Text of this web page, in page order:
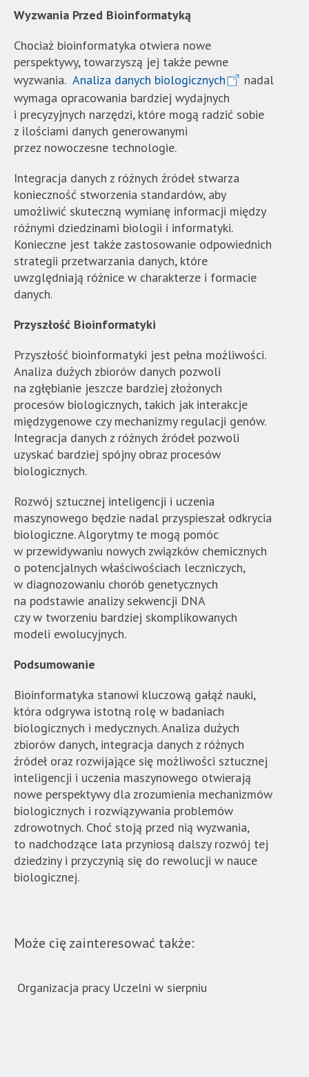
Wyzwania Przed Bioinformatyką
Chociaż bioinformatyka otwiera nowe
perspektywy, towarzyszą jej także pewne
wyzwania. Analiza danych biologicznych
nadal
wymaga opracowania bardziej wydajnych
i precyzyjnych narzędzi, które mogą radzić sobie
z ilościami danych generowanymi
przez nowoczesne technologie.
Integracja danych z różnych źródeł stwarza
konieczność stworzenia standardów, aby
umożliwić skuteczną wymianę informacji między
różnymi dziedzinami biologii i informatyki.
Konieczne jest także zastosowanie odpowiednich
strategii przetwarzania danych, które
uwzględniają różnice w charakterze i formacie
danych.
Przyszłość Bioinformatyki
Przyszłość bioinformatyki jest pełna możliwości.
Analiza dużych zbiorów danych pozwoli
na zgłębianie jeszcze bardziej złożonych
procesów biologicznych, takich jak interakcje
międzygenowe czy mechanizmy regulacji genów.
Integracja danych z różnych źródeł pozwoli
uzyskać bardziej spójny obraz procesów
biologicznych.
Rozwój sztucznej inteligencji i uczenia
maszynowego będzie nadal przyspieszał odkrycia
biologiczne. Algorytmy te mogą pomóc
w przewidywaniu nowych związków chemicznych
o potencjalnych właściwościach leczniczych,
w diagnozowaniu chorób genetycznych
na podstawie analizy sekwencji DNA
czy w tworzeniu bardziej skomplikowanych
modeli ewolucyjnych.
Podsumowanie
Bioinformatyka stanowi kluczową gałąź nauki,
która odgrywa istotną rolę w badaniach
biologicznych i medycznych. Analiza dużych
zbiorów danych, integracja danych z różnych
źródeł oraz rozwijające się możliwości sztucznej
inteligencji i uczenia maszynowego otwierają
nowe perspektywy dla zrozumienia mechanizmów
biologicznych i rozwiązywania problemów
zdrowotnych. Choć stoją przed nią wyzwania,
to nadchodzące lata przyniosą dalszy rozwój tej
dziedziny i przyczynią się do rewolucji w nauce
biologicznej.
Może cię zainteresować także:
Organizacja pracy Uczelni w sierpniu